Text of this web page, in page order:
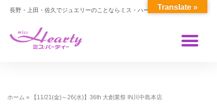
長野・上田・佐久でジュエリーのことならミス・ハーティー
ホーム » 【11/21(金)～26(水)】36th 大創業祭 IN川中島本店
Translate »